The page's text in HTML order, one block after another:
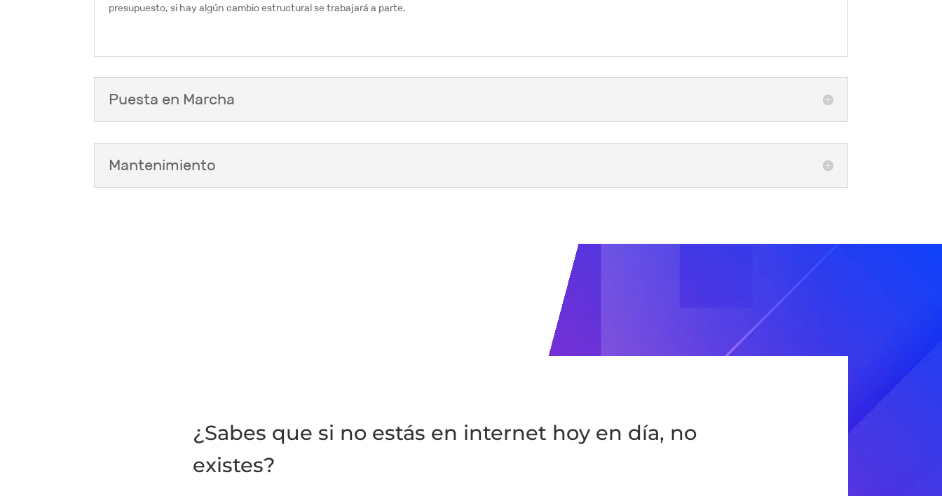
presupuesto, si hay algún cambio estructural se trabajará a parte.
Puesta en Marcha
Mantenimiento
¿Sabes que si no estás en internet hoy en día, no
existes?